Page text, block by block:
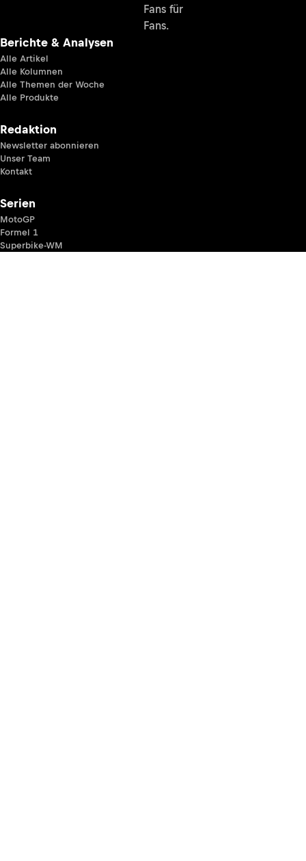
Fans für
Fans.
Berichte & Analysen
Alle Artikel
Alle Kolumnen
Alle Themen der Woche
Alle Produkte
Redaktion
Newsletter abonnieren
Unser Team
Kontakt
Serien
MotoGP
Formel 1
Superbike-WM